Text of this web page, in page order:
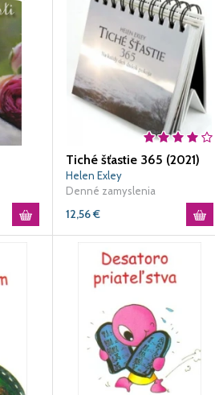
Tiché šťastie 365 (2021)
Helen Exley
Denné zamyslenia
12,56€